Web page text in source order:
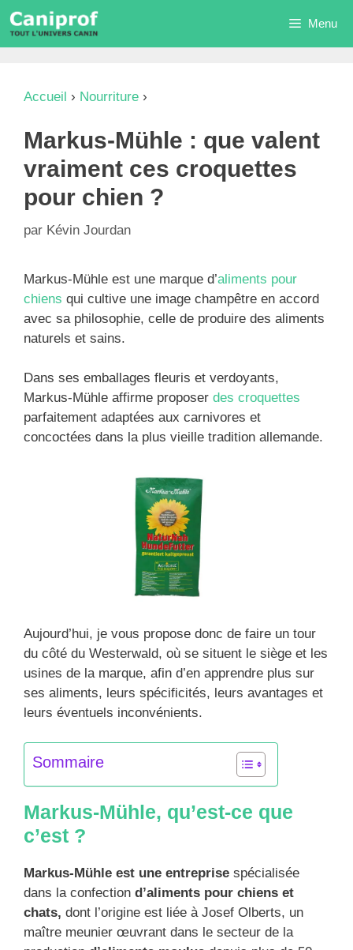
Aller
au
contenu
Menu
Accueil › Nourriture ›
Markus-Mühle : que valent
vraiment ces croquettes
pour chien ?
par Kévin Jourdan
Markus-Mühle est une marque d’aliments pour
chiens qui cultive une image champêtre en accord
avec sa philosophie, celle de produire des aliments
naturels et sains.
Dans ses emballages fleuris et verdoyants,
Markus-Mühle affirme proposer des croquettes
parfaitement adaptées aux carnivores et
concoctées dans la plus vieille tradition allemande.
Aujourd’hui, je vous propose donc de faire un tour
du côté du Westerwald, où se situent le siège et les
usines de la marque, afin d’en apprendre plus sur
ses aliments, leurs spécificités, leurs avantages et
leurs éventuels inconvénients.
Sommaire
Markus-Mühle, qu’est-ce que
c’est ?
Markus-Mühle est une entreprise spécialisée
dans la confection d’aliments pour chiens et
chats, dont l’origine est liée à Josef Olberts, un
maître meunier œuvrant dans le secteur de la